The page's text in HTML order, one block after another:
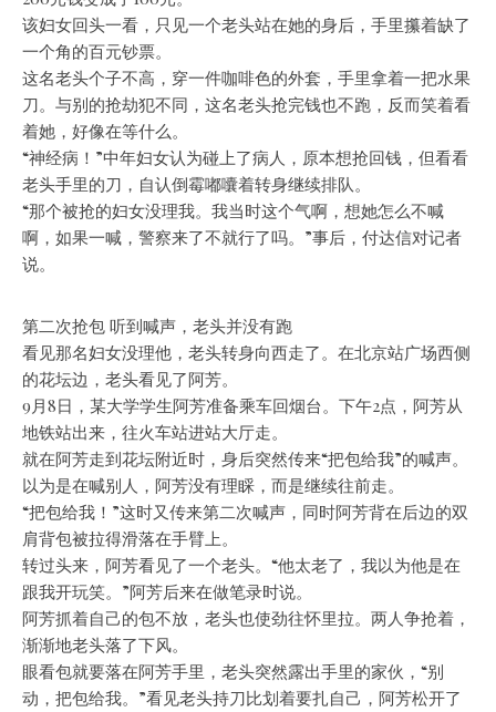
该妇女回头一看，只见一个老头站在她的身后，手里攥着缺了
一个角的百元钞票。
这名老头个子不高，穿一件咖啡色的外套，手里拿着一把水果
刀。与别的抢劫犯不同，这名老头抢完钱也不跑，反而笑着看
着她，好像在等什么。
“神经病！”中年妇女认为碰上了病人，原本想抢回钱，但看看
老头手里的刀，自认倒霉嘟囔着转身继续排队。
“那个被抢的妇女没理我。我当时这个气啊，想她怎么不喊
啊，如果一喊，警察来了不就行了吗。”事后，付达信对记者
说。
第二次抢包 听到喊声，老头并没有跑
看见那名妇女没理他，老头转身向西走了。在北京站广场西侧
的花坛边，老头看见了阿芳。
9月8日，某大学学生阿芳准备乘车回烟台。下午2点，阿芳从
地铁站出来，往火车站进站大厅走。
就在阿芳走到花坛附近时，身后突然传来“把包给我”的喊声。
以为是在喊别人，阿芳没有理睬，而是继续往前走。
“把包给我！”这时又传来第二次喊声，同时阿芳背在后边的双
肩背包被拉得滑落在手臂上。
转过头来，阿芳看见了一个老头。“他太老了，我以为他是在
跟我开玩笑。”阿芳后来在做笔录时说。
阿芳抓着自己的包不放，老头也使劲往怀里拉。两人争抢着，
渐渐地老头落了下风。
眼看包就要落在阿芳手里，老头突然露出手里的家伙，“别
动，把包给我。”看见老头持刀比划着要扎自己，阿芳松开了